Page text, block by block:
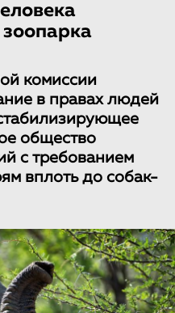
комиссии
в правах людей
общество
с требованием
вплоть до собак-